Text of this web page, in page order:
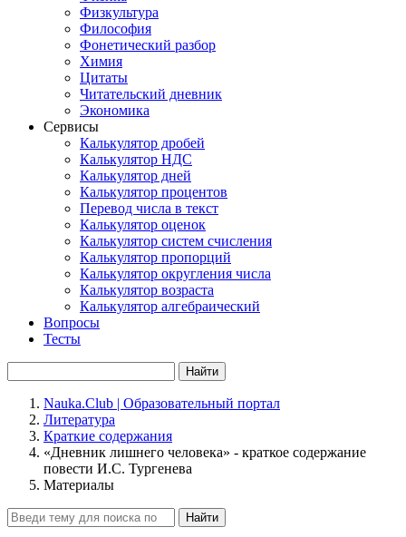
Физкультура
Философия
Фонетический разбор
Химия
Цитаты
Читательский дневник
Экономика
Сервисы
Калькулятор дробей
Калькулятор НДС
Калькулятор дней
Калькулятор процентов
Перевод числа в текст
Калькулятор оценок
Калькулятор систем счисления
Калькулятор пропорций
Калькулятор округления числа
Калькулятор возраста
Калькулятор алгебраический
Вопросы
Тесты
Найти
Nauka.Club | Образовательный портал
Литература
Краткие содержания
«Дневник лишнего человека» - краткое содержание
повести И.С. Тургенева
Материалы
Найти